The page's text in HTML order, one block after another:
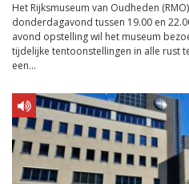
Het Rijksmuseum van Oudheden
donderdagavond tussen 19.00 en
avond opstelling wil het museum
tijdelijke tentoonstellingen in alle rust
een...